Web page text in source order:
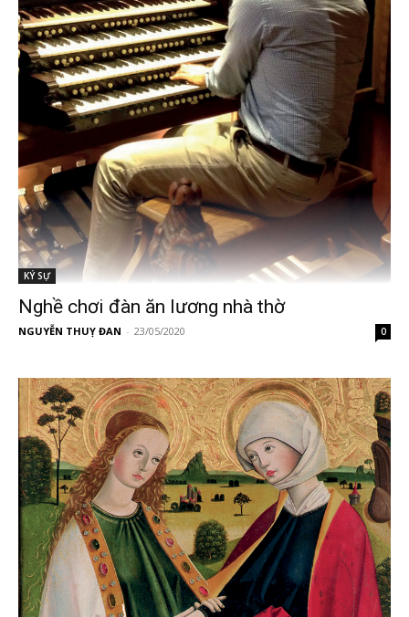
KÝ SỰ
Nghề chơi đàn ăn lương nhà thờ
NGUYỄN THUỴ ĐAN - 23/05/2020 0